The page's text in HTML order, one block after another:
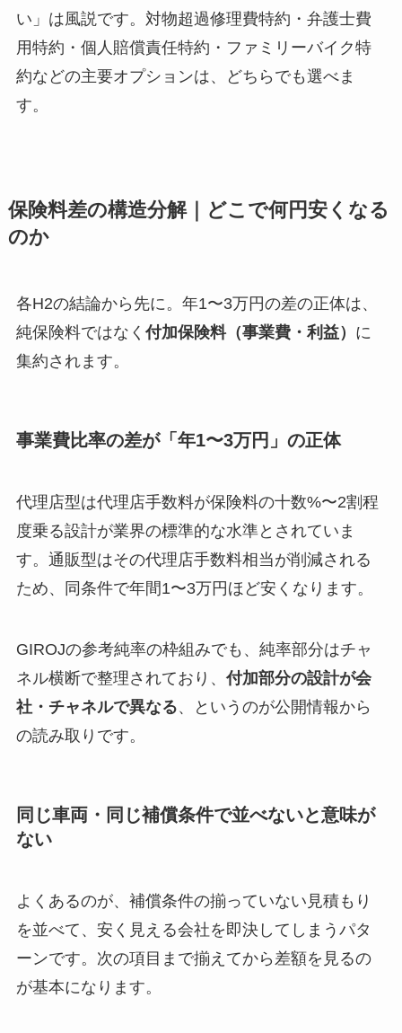
い」は風説です。対物超過修理費特約・弁護士費
用特約・個人賠償責任特約・ファミリーバイク特
約などの主要オプションは、どちらでも選べま
す。
保険料差の構造分解｜どこで何円安くなる
のか
各H2の結論から先に。年1〜3万円の差の正体は、
純保険料ではなく付加保険料（事業費・利益） に
集約されます。
事業費比率の差が「年1〜3万円」の正体
代理店型は代理店手数料が保険料の十数%〜2割程
度乗る設計が業界の標準的な水準とされていま
す。通販型はその代理店手数料相当が削減される
ため、同条件で年間1〜3万円ほど安くなります。
GIROJの参考純率の枠組みでも、純率部分はチャ
ネル横断で整理されており、付加部分の設計が会
社・チャネルで異なる、というのが公開情報から
の読み取りです。
同じ車両・同じ補償条件で並べないと意味が
ない
よくあるのが、補償条件の揃っていない見積もり
を並べて、安く見える会社を即決してしまうパタ
ーンです。次の項目まで揃えてから差額を見るの
が基本になります。